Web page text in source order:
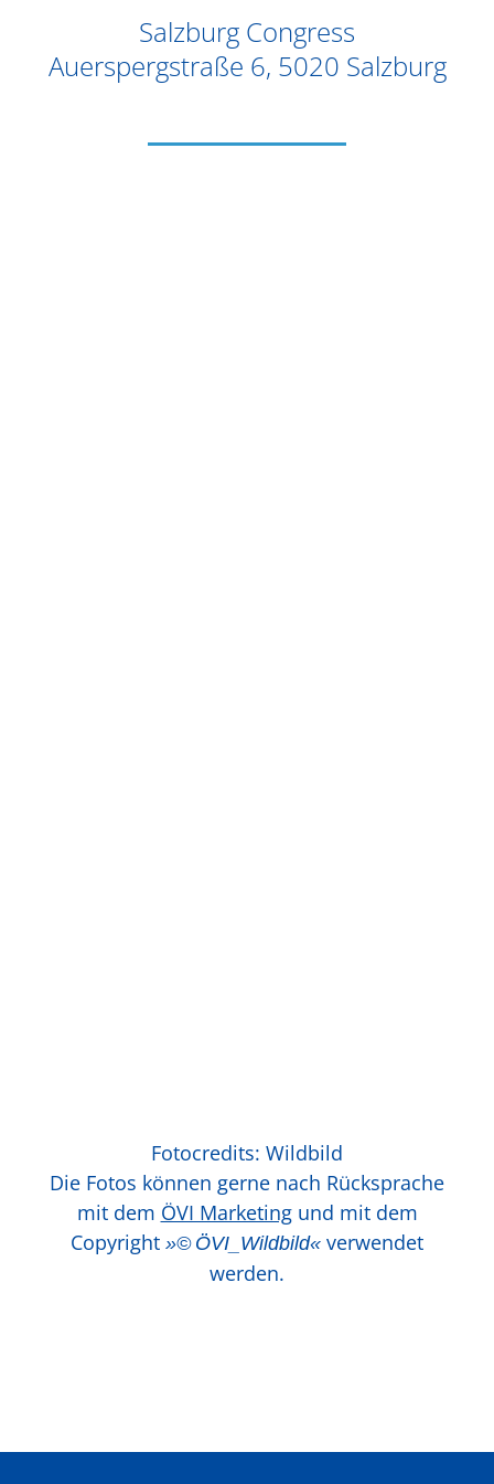
Salzburg Congress
Auerspergstraße 6, 5020 Salzburg
Fotocredits: Wildbild
Die Fotos können gerne nach Rücksprache
mit dem ÖVI Marketingund mit dem
Copyright »© ÖVI_Wildbild« verwendet
werden.